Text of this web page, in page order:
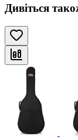
Дивіться